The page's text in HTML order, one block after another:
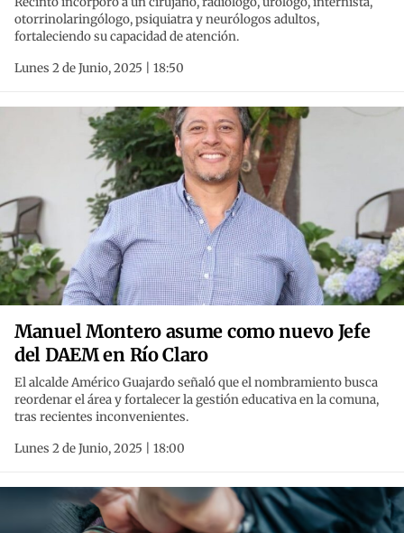
otorrinolaringólogo, psiquiatra y neurólogos adultos,
fortaleciendo su capacidad de atención.
Lunes 2 de Junio, 2025 | 18:50
Manuel Montero asume como nuevo Jefe
del DAEM en Río Claro
El alcalde Américo Guajardo señaló que el nombramiento busca
reordenar el área y fortalecer la gestión educativa en la comuna,
tras recientes inconvenientes.
Lunes 2 de Junio, 2025 | 18:00